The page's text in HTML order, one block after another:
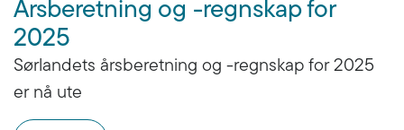
Årsberetning og -regnskap for
2025
Sørlandets årsberetning og -regnskap for 2025
er nå ute